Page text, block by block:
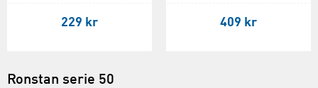
229 kr 409 kr
Ronstan serie 50